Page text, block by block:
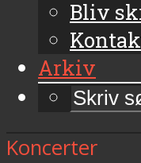
Bliv
Arkiv
Koncerter